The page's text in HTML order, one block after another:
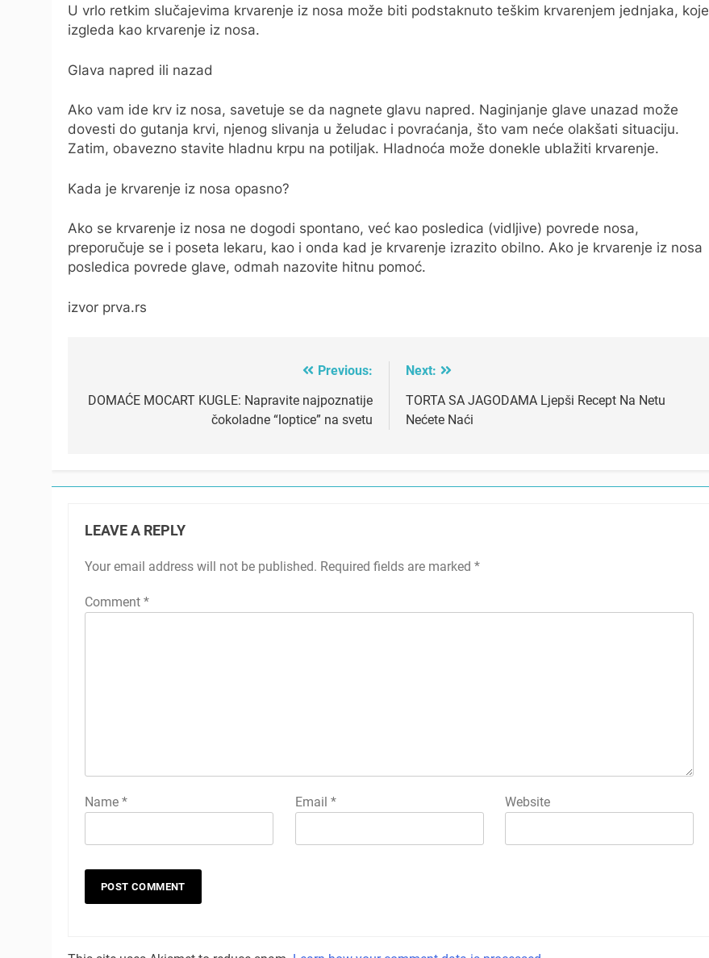
U vrlo retkim slučajevima krvarenje iz nosa može biti podstaknuto teškim krvarenjem jednjaka, koje
izgleda kao krvarenje iz nosa.
Glava napred ili nazad
Ako vam ide krv iz nosa, savetuje se da nagnete glavu napred. Naginjanje glave unazad može
dovesti do gutanja krvi, njenog slivanja u želudac i povraćanja, što vam neće olakšati situaciju.
Zatim, obavezno stavite hladnu krpu na potiljak. Hladnoća može donekle ublažiti krvarenje.
Kada je krvarenje iz nosa opasno?
Ako se krvarenje iz nosa ne dogodi spontano, već kao posledica (vidljive) povrede nosa,
preporučuje se i poseta lekaru, kao i onda kad je krvarenje izrazito obilno. Ako je krvarenje iz nosa
posledica povrede glave, odmah nazovite hitnu pomoć.
izvor prva.rs
navigation
Previous:
DOMAĆE MOCART KUGLE: Napravite najpoznatije
čokoladne “loptice” na svetu
Next:
TORTA SA JAGODAMA Ljepši Recept Na Netu
Nećete Naći
LEAVE A REPLY
Your email address will not be published. Required fields are marked *
Comment *
Name * Email * Website